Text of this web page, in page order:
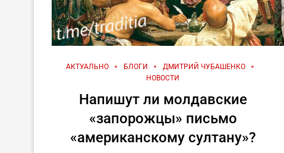
АКТУАЛЬНО БЛОГИ
ДМИТРИЙ ЧУБАШЕНКО
НОВОСТИ
Напишут ли молдавские
«запорожцы» письмо
«американскому султану»?